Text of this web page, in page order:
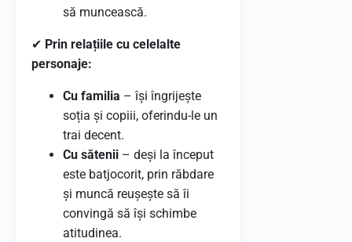
să muncească.
✔ Prin relațiile cu celelalte
personaje:
Cu familia – își îngrijește
soția și copiii, oferindu-le un
trai decent.
Cu sătenii – deși la început
este batjocorit, prin răbdare
și muncă reușește să îi
convingă să își schimbe
atitudinea.